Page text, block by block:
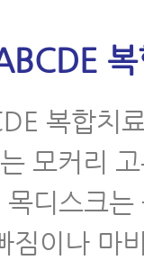
복합치
모커리
디스크는
짐이나 마